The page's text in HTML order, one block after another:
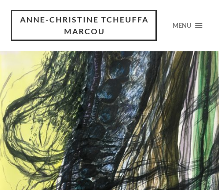
ANNE-CHRISTINE TCHEUFFA
MARCOU
MENU